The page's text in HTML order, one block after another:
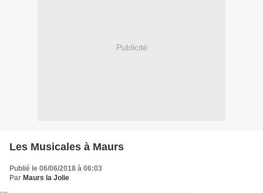
Publicité
Les Musicales à Maurs
Publié le 06/06/2018 à 06:03
Par Maurs la Jolie